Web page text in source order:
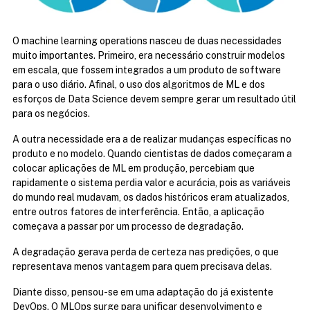
O machine learning operations nasceu de duas necessidades
muito importantes. Primeiro, era necessário construir modelos
em escala, que fossem integrados a um produto de software
para o uso diário. Afinal, o uso dos algoritmos de ML e dos
esforços de Data Science devem sempre gerar um resultado útil
para os negócios.
A outra necessidade era a de realizar mudanças específicas no
produto e no modelo. Quando cientistas de dados começaram a
colocar aplicações de ML em produção, percebiam que
rapidamente o sistema perdia valor e acurácia, pois as variáveis
do mundo real mudavam, os dados históricos eram atualizados,
entre outros fatores de interferência. Então, a aplicação
começava a passar por um processo de degradação.
A degradação gerava perda de certeza nas predições, o que
representava menos vantagem para quem precisava delas.
Diante disso, pensou-se em uma adaptação do já existente
DevOps. O MLOps surge para unificar desenvolvimento e